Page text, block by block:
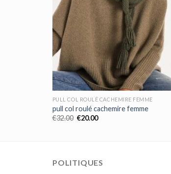
PULL COL ROULÉ CACHEMIRE FEMME
pull col roulé cachemire femme
€32.00 €20.00
POLITIQUES